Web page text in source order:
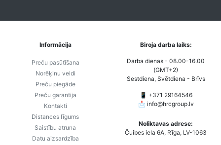
Informācija
Preču pasūtīšana
Norēķinu veidi
Preču piegāde
Preču garantija
Kontakti
Distances līgums
Saistību atruna
Datu aizsardzība
Biroja darba laiks:
Darba dienas - 08.00-16.00
(GMT+2)
Sestdiena, Svētdiena - Brīvs
📱 +371 29164546
📩 info@hrcgroup.lv
Noliktavas adrese:
Čuibes iela 6A, Rīga, LV-1063